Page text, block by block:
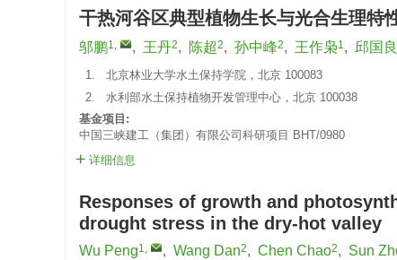
干热河谷区典型植物生长与光合生理特
邬鹏1, , 王丹2, 陈超2, 孙中峰2, 王作枭1, 邱国良
1.
北京林业大学水土保持学院，北京 100083
2.
水利部水土保持植物开发管理中心，北京 100038
基金项目:
中国三峡建工（集团）有限公司科研项目 BHT/0980
详细信息
Responses of growth and
drought stress in the dry-hot valley
Wu Peng1, , Wang Dan2, Chen Chao2, Sun